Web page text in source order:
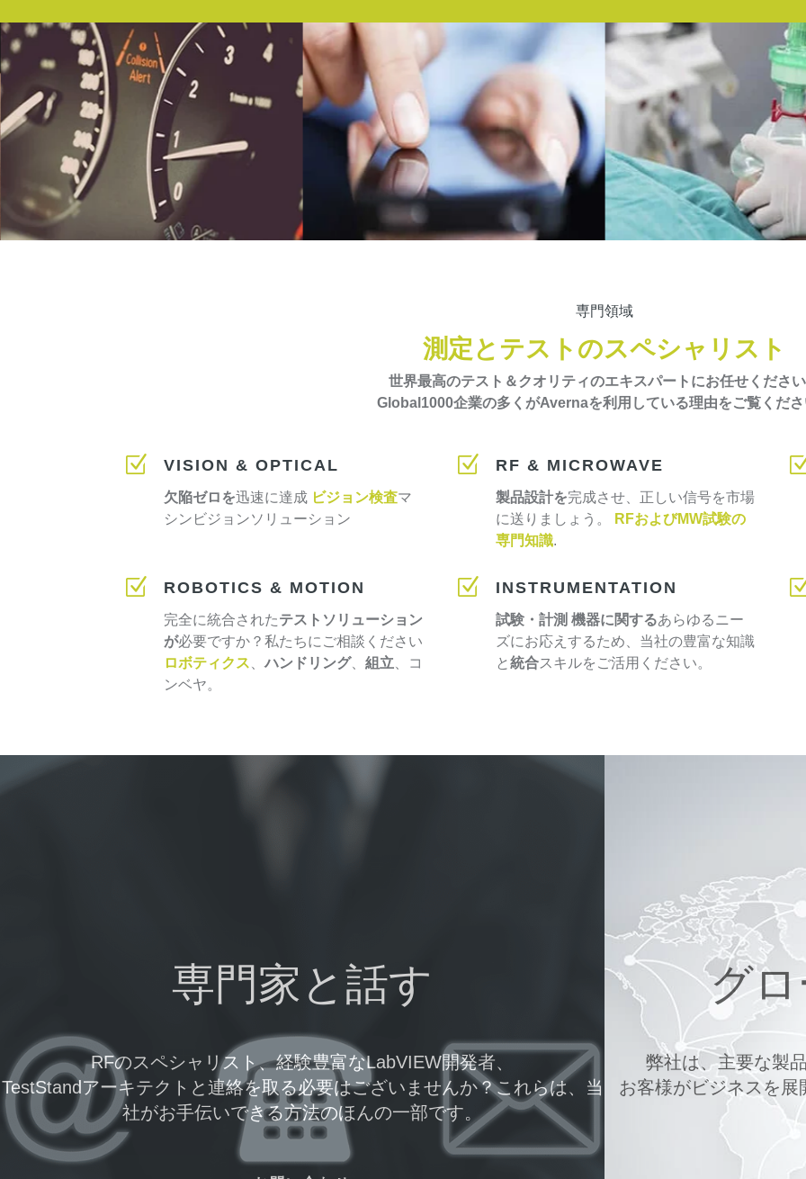
専門領域
測定とテストのスペシャリスト
世界最高のテスト＆クオリティのエキスパートにお任せくださ
Global1000企業の多くがAvernaを利用している理由をご覧くだ
Z VISION & OPTICAL
欠陥ゼロを迅速に達成 ビジョン検査マ
シンビジョンソリューション
Z RF & MICROWAVE
製品設計を完成させ、正しい信号を市場
に送りましょう。
RFおよびMW試験の
専門知識.
Z ROBOTICS & MOTION
完全に統合されたテストソリューション
が必要ですか？私たちにご相談ください
ロボティクス 、ハンドリング、 組立 、コ
ンベヤ。
Z INSTRUMENTATION
試験・計測 機器に関するあらゆるニー
ズにお応えするため、当社の豊富な知識
と統合スキルをご活用ください。
専門家と話す
RFのスペシャリスト、経験豊富なLabVIEW開発者、
TestStandアーキテクトと連絡を取る必要はございませんか？これらは、当
社がお手伝いできる方法のほんの一部です。
グ
弊社は、主要な製
お客様がビジネスを